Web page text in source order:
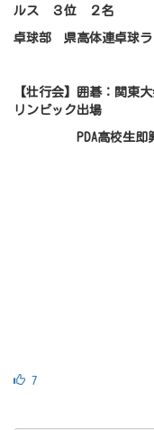
ルス ３位 ２名
卓球部 県高体連卓
【壮行会】囲碁：関東
リンピック出場
PDA高校生即興型
7